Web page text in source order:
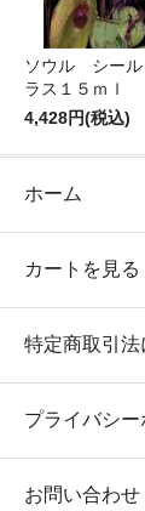
ソウル シー
ラス１５ｍｌ
4,428円(税込)
ホーム
カートを見る
特定商取引
プライバシー
お問い合わせ